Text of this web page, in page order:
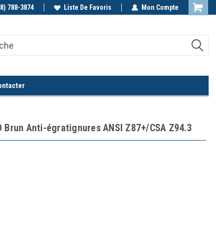
Appelez-nous!
788-3874 Liste De Favoris Mon Compte
Anti-égratignures ANSI Z87+/CSA Z94.3